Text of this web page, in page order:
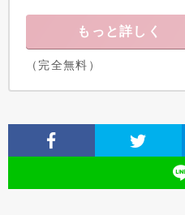
もっと詳しく
（完全無料）